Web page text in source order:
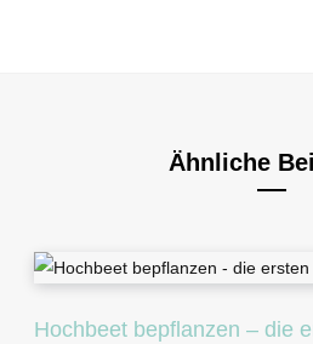
Ähnliche
Hochbeet bepflanzen – die